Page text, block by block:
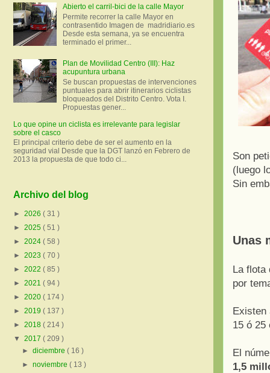
Son
(luego
Sin
Unas
La flota
por
Existen
15 ó 25
El
1,5
Abierto el carril-bici de la calle Mayor
Permite recorrer la calle Mayor en
contrasentido Imagen de madridiario.es
Desde esta semana, ya se encuentra
terminado el primer...
Plan de Movilidad Centro (III): Haz
acupuntura urbana
Se buscan propuestas de intervenciones
puntuales para abrir itinerarios ciclistas
bloqueados del Distrito Centro. Vota I.
Propuestas gener...
Lo que opine un ciclista es irrelevante para legislar
sobre el casco
El principal criterio debe de ser el aumento en la
seguridad vial Desde que la DGT lanzó en Febrero de
2013 la propuesta de que todo ci...
Archivo del blog
► 2026 ( 31 )
► 2025 ( 51 )
► 2024 ( 58 )
► 2023 ( 70 )
► 2022 ( 85 )
► 2021 ( 94 )
► 2020 ( 174 )
► 2019 ( 137 )
► 2018 ( 214 )
▼ 2017 ( 209 )
►diciembre( 16 )
►noviembre( 13 )